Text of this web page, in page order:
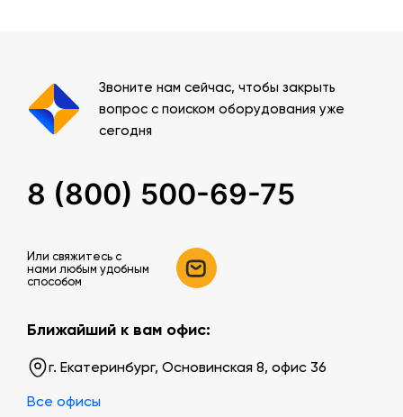
Звоните нам сейчас, чтобы закрыть
вопрос с поиском оборудования уже
сегодня
8 (800) 500-69-75
Или свяжитесь c
нами любым удобным
способом
Ближайший к вам офис:
г. Екатеринбург, Основинская 8, офис 36
Все офисы